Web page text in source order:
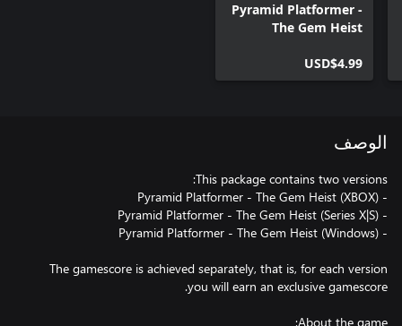
Pyramid Platformer -
The Gem Heist
USD$4.99
الوصف
The gamescore is achieved separately, that is, for each version